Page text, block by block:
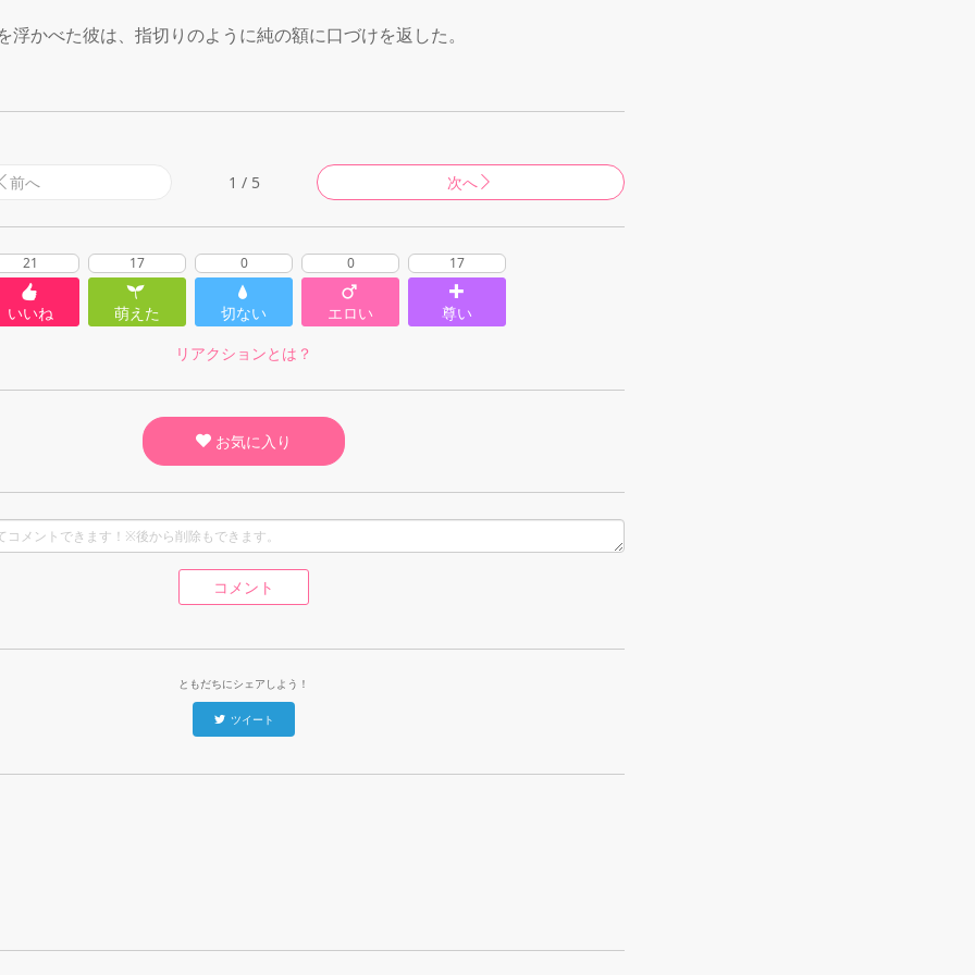
かべた彼は、指切りのように純の額に口づけを返した。
前へ 1 / 5 次へ
21
いいね
17
萌えた
0
切ない
0
エロい
17
尊い
リアクションとは？
お気に入り
コメント
ともだちにシェアしよう！
ツイート